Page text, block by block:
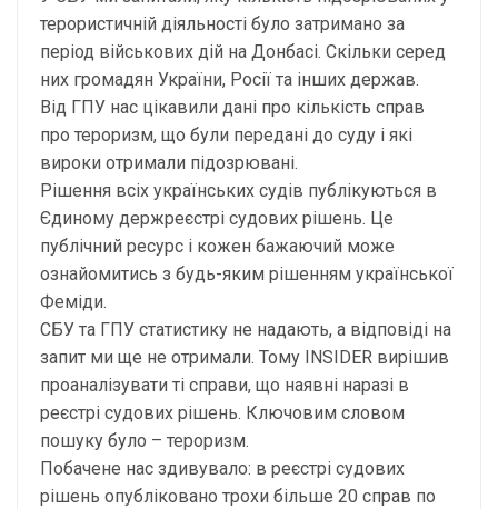
терористичній діяльності було затримано за
період військових дій на Донбасі. Скільки серед
них громадян України, Росії та інших держав.
Від ГПУ нас цікавили дані про кількість справ
про тероризм, що були передані до суду і які
вироки отримали підозрювані.
Рішення всіх українських судів публікуються в
Єдиному держреєстрі судових рішень. Це
публічний ресурс і кожен бажаючий може
ознайомитись з будь-яким рішенням української
Феміди.
СБУ та ГПУ статистику не надають, а відповіді на
запит ми ще не отримали. Тому INSIDER вирішив
проаналізувати ті справи, що наявні наразі в
реєстрі судових рішень. Ключовим словом
пошуку було – тероризм.
Побачене нас здивувало: в реєстрі судових
рішень опубліковано трохи більше 20 справ по